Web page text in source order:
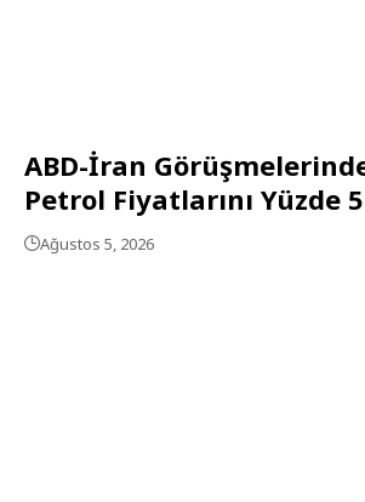
ABD-İran
Petrol Fiyatlarını Yüzde
Ağustos 5, 2026